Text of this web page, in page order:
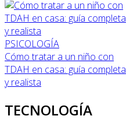
PSICOLOGÍA
Cómo tratar a un niño con
TDAH en casa: guía completa
y realista
TECNOLOGÍA